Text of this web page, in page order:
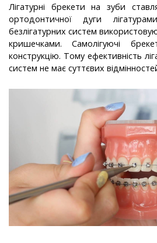
Лігатурні брекети на зуби
ортодонтичної дуги
безлігатурних систем
кришечками. Самолігуючі
конструкцію. Тому ефективність
систем не має суттєвих